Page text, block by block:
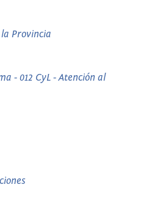
Provincia
- 012 CyL - Atención al